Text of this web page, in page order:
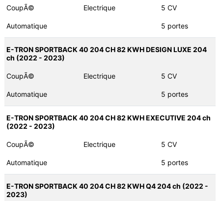
CoupÃ© Electrique 5 CV
Automatique 5 portes
E-TRON SPORTBACK 40 204 CH 82 KWH DESIGN LUXE 204
ch (2022 - 2023)
CoupÃ© Electrique 5 CV
Automatique 5 portes
E-TRON SPORTBACK 40 204 CH 82 KWH EXECUTIVE 204 ch
(2022 - 2023)
CoupÃ© Electrique 5 CV
Automatique 5 portes
E-TRON SPORTBACK 40 204 CH 82 KWH Q4 204 ch (2022 -
2023)